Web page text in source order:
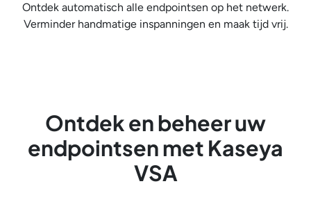
Ontdek automatisch alle endpointsen op het netwerk.
Verminder handmatige inspanningen en maak tijd vrij.
Ontdek en beheer uw
endpointsen met Kaseya
VSA